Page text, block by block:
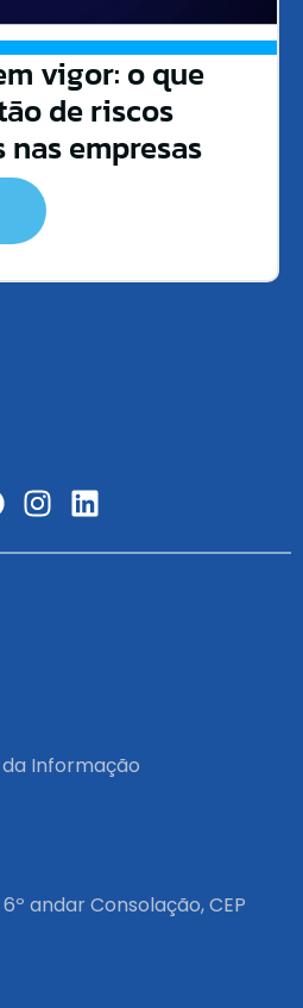
vigor: o que
de riscos
empresas
Informação
andar Consolação, CEP